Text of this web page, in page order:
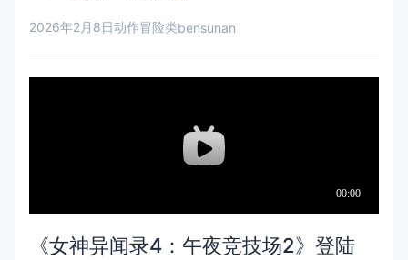
2026年2月8日动作冒险类bensunan
《女神异闻录4：午夜竞技场2》登陆